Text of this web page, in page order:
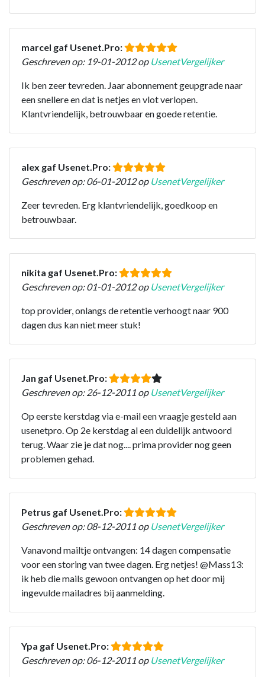
marcel gaf Usenet.Pro:
Geschreven op: 19-01-2012 op UsenetVergelijker
Ik ben zeer tevreden. Jaar abonnement geupgrade naar
een snellere en dat is netjes en vlot verlopen.
Klantvriendelijk, betrouwbaar en goede retentie.
alex gaf Usenet.Pro:
Geschreven op: 06-01-2012 op UsenetVergelijker
Zeer tevreden. Erg klantvriendelijk, goedkoop en
betrouwbaar.
nikita gaf Usenet.Pro:
Geschreven op: 01-01-2012 op UsenetVergelijker
top provider, onlangs de retentie verhoogt naar 900
dagen dus kan niet meer stuk!
Jan gaf Usenet.Pro:
Geschreven op: 26-12-2011 op UsenetVergelijker
Op eerste kerstdag via e-mail een vraagje gesteld aan
usenetpro. Op 2e kerstdag al een duidelijk antwoord
terug. Waar zie je dat nog.... prima provider nog geen
problemen gehad.
Petrus gaf Usenet.Pro:
Geschreven op: 08-12-2011 op UsenetVergelijker
Vanavond mailtje ontvangen: 14 dagen compensatie
voor een storing van twee dagen. Erg netjes! @Mass13:
ik heb die mails gewoon ontvangen op het door mij
ingevulde mailadres bij aanmelding.
Ypa gaf Usenet.Pro:
Geschreven op: 06-12-2011 op UsenetVergelijker